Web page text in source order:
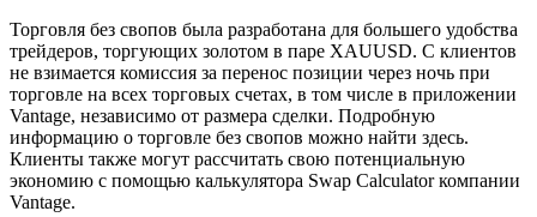
Торговля без свопов была разработана для большего удобства
трейдеров, торгующих золотом в паре XAUUSD. С клиентов
не взимается комиссия за перенос позиции через ночь при
торговле на всех торговых счетах, в том числе в приложении
Vantage, независимо от размера сделки. Подробную
информацию о торговле без свопов можно найти здесь.
Клиенты также могут рассчитать свою потенциальную
экономию с помощью калькулятора Swap Calculator компании
Vantage.